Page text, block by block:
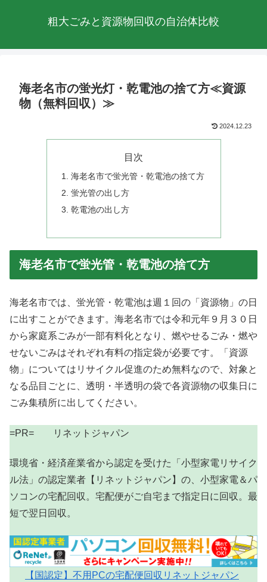
粗大ごみと資源物回収の自治体比較
海老名市の蛍光灯・乾電池の捨て方≪資源
物（無料回収）≫
2024.12.23
目次
海老名市で蛍光管・乾電池の捨て方
蛍光管の出し方
乾電池の出し方
海老名市で蛍光管・乾電池の捨て方
海老名市では、蛍光管・乾電池は週１回の「資源物」の日
に出すことができます。海老名市では令和元年９月３０日
から家庭系ごみが一部有料化となり、燃やせるごみ・燃や
せないごみはそれぞれ有料の指定袋が必要です。「資源
物」についてはリサイクル促進のため無料なので、対象と
なる品目ごとに、透明・半透明の袋で各資源物の収集日に
ごみ集積所に出してください。
=PR= リネットジャパン
環境省・経済産業省から認定を受けた「小型家電リサイク
ル法」の認定業者【リネットジャパン】の、小型家電＆パ
ソコンの宅配回収。宅配便がご自宅まで指定日に回収。最
短で翌日回収。
【国認定】不用PCの宅配便回収リネットジャパン